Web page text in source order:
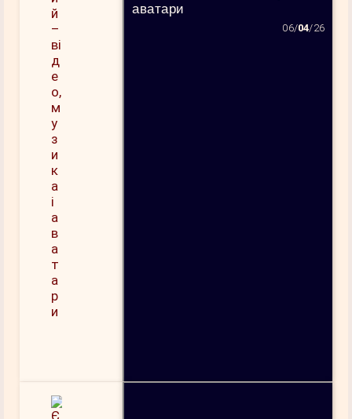
аватари
06/04/26